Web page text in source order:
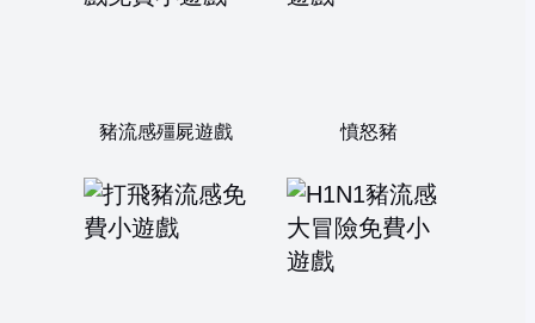
豬流感殭屍遊戲 憤怒豬